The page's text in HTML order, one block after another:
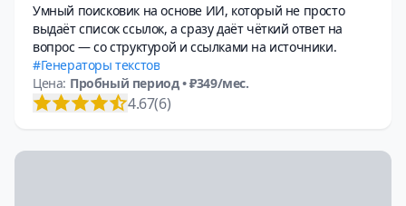
Умный поисковик на основе ИИ, который не просто
выдаёт список ссылок, а сразу даёт чёткий ответ на
вопрос — со структурой и ссылками на источники.
Генераторы текстов
Цена: Пробный период• ₽349/мес.
4.67(6)